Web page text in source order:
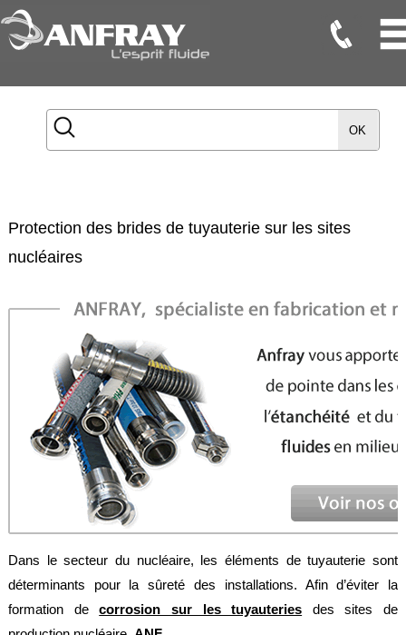
Flexibles
Onduleux
Gaines
Accessoires
Maintenance
Etanchéité
Feuilles
/
Plaques
Découpe
de
joint
Spirale
/
OK
Protection des brides de tuyauterie sur les sites
nucléaires
Dans le secteur du nucléaire, les éléments de tuyauterie sont
déterminants pour la sûreté des installations. Afin d’éviter la
formation decorrosion sur les tuyauteries des sites de